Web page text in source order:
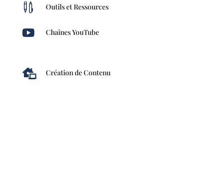
 Outils et Ressources
 Chaînes YouTube
 Création de Contenu